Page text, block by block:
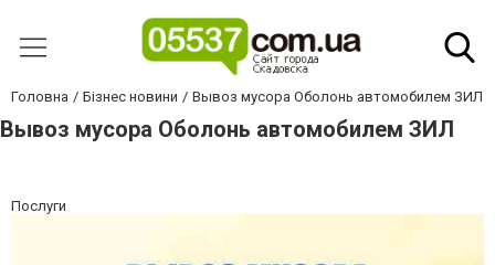
Головна Бізнес новини Вывоз мусора Оболонь автомобилем ЗИЛ
Вывоз мусора Оболонь автомобилем ЗИЛ
Послуги